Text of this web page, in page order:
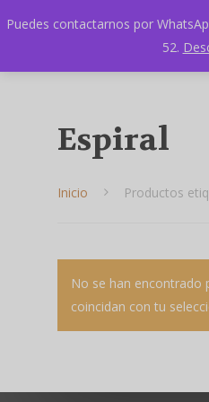
Hit enter to search or
Espiral
Inicio Productos
No se han encontrado
coincidan con tu
Puedes contactarnos por
52.